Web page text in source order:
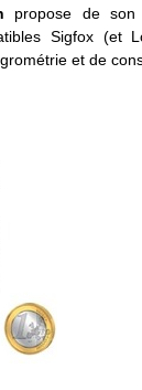
propose de
Sigfox (et
et de